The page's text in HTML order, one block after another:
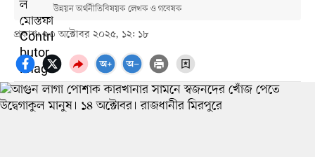
উন্নয়ন অর্থনীতিবিষয়ক লেখক ও গবেষক
প্রকাশ: ২৩ অক্টোবর ২০২৫, ১২: ১৮